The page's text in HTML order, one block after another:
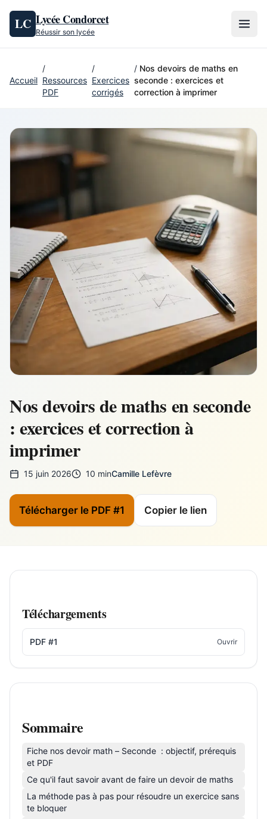
Aller au contenu
LC Lycée Condorcet
Réussir son lycée
Accueil
/
Ressources
PDF
/
Exercices
corrigés
/ Nos devoirs de maths en
seconde : exercices et
correction à imprimer
Nos devoirs de maths en seconde
: exercices et correction à
imprimer
15 juin 2026 10 minCamille Lefèvre
Télécharger le PDF #1 Copier le lien
Téléchargements
PDF #1 Ouvrir
Sommaire
Fiche nos devoir math – Seconde : objectif, prérequis
et PDF
Ce qu'il faut savoir avant de faire un devoir de maths
La méthode pas à pas pour résoudre un exercice sans
te bloquer